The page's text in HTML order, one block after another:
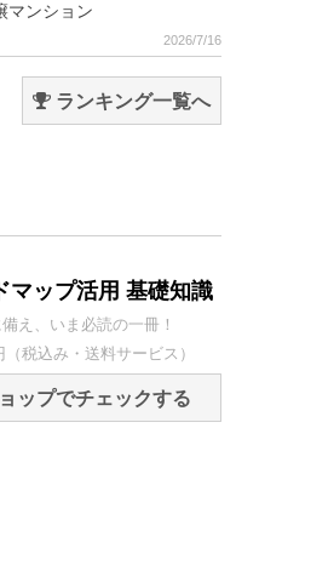
マンション
2026/7/16
ランキング一覧へ
マップ活用 基礎知識
え、いま必読の一冊！
税込み・送料サービス）
ップでチェックする